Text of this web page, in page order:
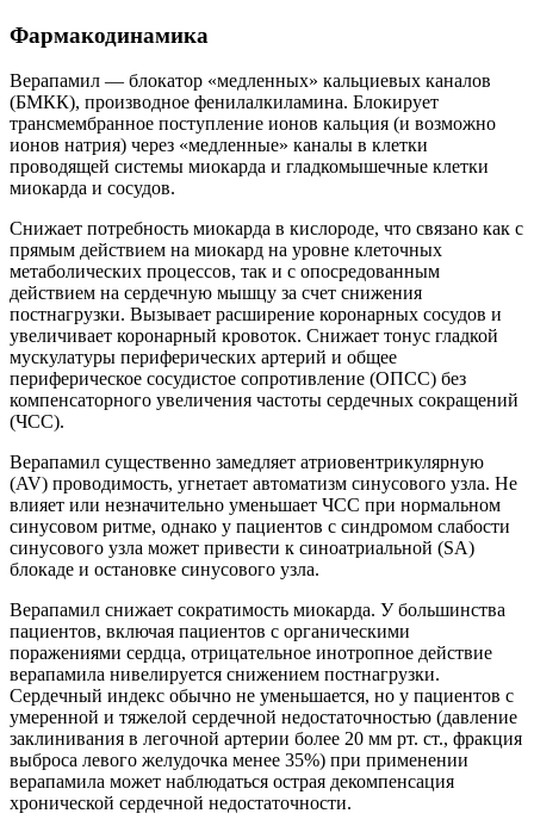
Фармакодинамика
Верапамил — блокатор «медленных» кальциевых каналов
(БМКК), производное фенилалкиламина. Блокирует
трансмембранное поступление ионов кальция (и возможно
ионов натрия) через «медленные» каналы в клетки
проводящей системы миокарда и гладкомышечные клетки
миокарда и сосудов.
Снижает потребность миокарда в кислороде, что связано как с
прямым действием на миокард на уровне клеточных
метаболических процессов, так и с опосредованным
действием на сердечную мышцу за счет снижения
постнагрузки. Вызывает расширение коронарных сосудов и
увеличивает коронарный кровоток. Снижает тонус гладкой
мускулатуры периферических артерий и общее
периферическое сосудистое сопротивление (ОПСС) без
компенсаторного увеличения частоты сердечных сокращений
(ЧСС).
Верапамил существенно замедляет атриовентрикулярную
(AV) проводимость, угнетает автоматизм синусового узла. Не
влияет или незначительно уменьшает ЧСС при нормальном
синусовом ритме, однако у пациентов с синдромом слабости
синусового узла может привести к синоатриальной (SA)
блокаде и остановке синусового узла.
Верапамил снижает сократимость миокарда. У большинства
пациентов, включая пациентов с органическими
поражениями сердца, отрицательное инотропное действие
верапамила нивелируется снижением постнагрузки.
Сердечный индекс обычно не уменьшается, но у пациентов с
умеренной и тяжелой сердечной недостаточностью (давление
заклинивания в легочной артерии более 20 мм рт. ст., фракция
выброса левого желудочка менее 35%) при применении
верапамила может наблюдаться острая декомпенсация
хронической сердечной недостаточности.